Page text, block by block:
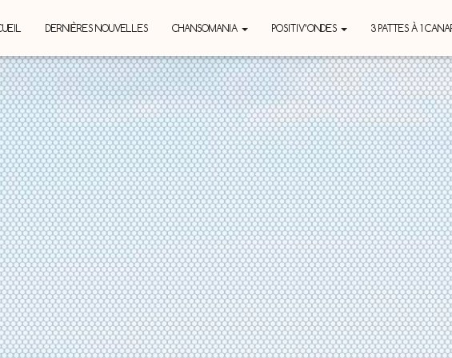
DERNIÈRES NOUVELLES CHANSOMANIA POSITIV’ONDES 3 PATTES À 1